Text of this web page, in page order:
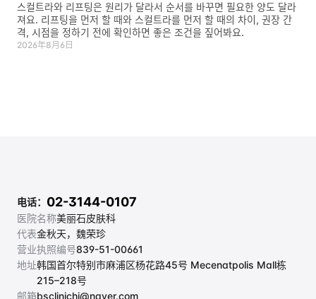
스컬트라와 리프팅은 원리가 달라서 순서를 바꾸면 필요한 양도 달라
져요. 리프팅을 먼저 할 때와 스컬트라를 먼저 할 때의 차이, 권장 간
격, 시점을 정하기 전에 확인하면 좋은 조건을 짚어봐요.
2026年8月6日
医院名称美丽石皮肤科
代表金秋天，魏荣珍
营业执照编号839-51-00661
地址韩国首尔特别市麻浦区杨花路45号 Mecenatpolis Mall栋
215–218号
邮箱bsclinichj@naver.com
电话： 02-3144-0107